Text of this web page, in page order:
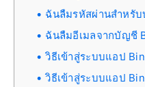
ฉันลืมรหัสผ่านสำหรั
ฉันลืมอีเมลจากบัญชี
วิธีเข้าสู่ระบบแอป
วิธีเข้าสู่ระบบแอป